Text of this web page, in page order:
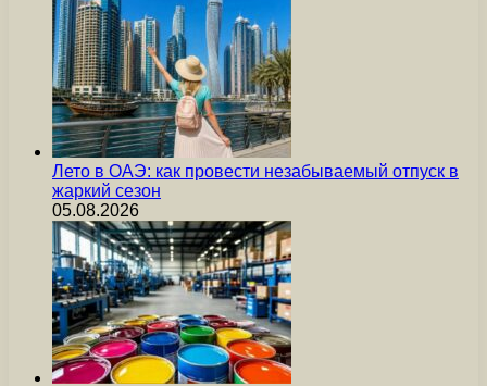
Лето в ОАЭ: как провести незабываемый отпуск в
жаркий сезон
05.08.2026